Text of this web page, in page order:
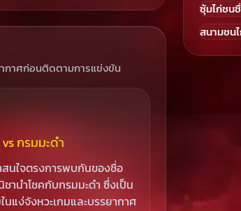
กาศก่อนติดตามการแข่งขัน
กรมมะดำ
นใจตรงการพบกันของชื่อ
านำโชคกับกรมมะดำ ซึ่งเป็น
แง่จังหวะเกมและบรรยากาศ
ซุ้มไก่ชน
สนามชน